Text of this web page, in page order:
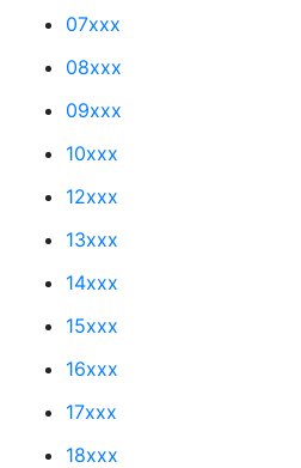
07xxx
08xxx
09xxx
10xxx
12xxx
13xxx
14xxx
15xxx
16xxx
17xxx
18xxx